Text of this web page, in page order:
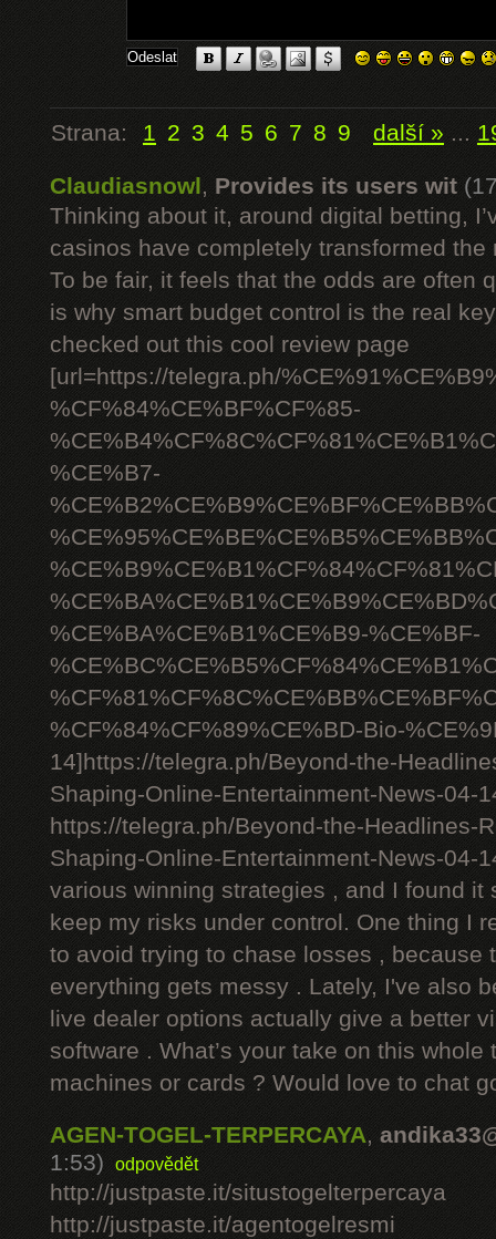
Strana: 1 2 3 4 5 6 7 8 9 další » ...
Claudiasnowl, Provides its users wit
Thinking about it, around digital betting,
casinos have completely transformed
To be fair, it feels that the odds are often
is why smart budget control is the real
checked out this cool review page
[url=https://telegra.ph/
%CF%84%CE%BF%CF%85-
%CE%B7-
%CE%BA%CE%B1%CE%B9-%CE%BF-
%CF%84%CF%89%CE%BD-Bio-
14]https://telegra.ph/Beyond-the-
Shaping-Online-Entertainment-News-04-
https://telegra.ph/Beyond-the-Headlines-
Shaping-Online-Entertainment-News-04-
various winning strategies , and I found it
keep my risks under control. One thing I
to avoid trying to chase losses , because
everything gets messy . Lately, I've also
live dealer options actually give a better
software . What’s your take on this whole
machines or cards ? Would love to chat
AGEN-TOGEL-TERPERCAYA,
1:53)
odpovědět
http://justpaste.it/situstogelterpercaya
http://justpaste.it/agentogelresmi